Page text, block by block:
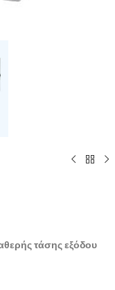
τάσης εξόδου